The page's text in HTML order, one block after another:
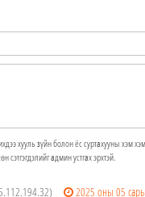
хууль зүйн болон ёс суртахууны хэм
сэтгэгдэлийг админ устгах эрхтэй.
2025 оны 05